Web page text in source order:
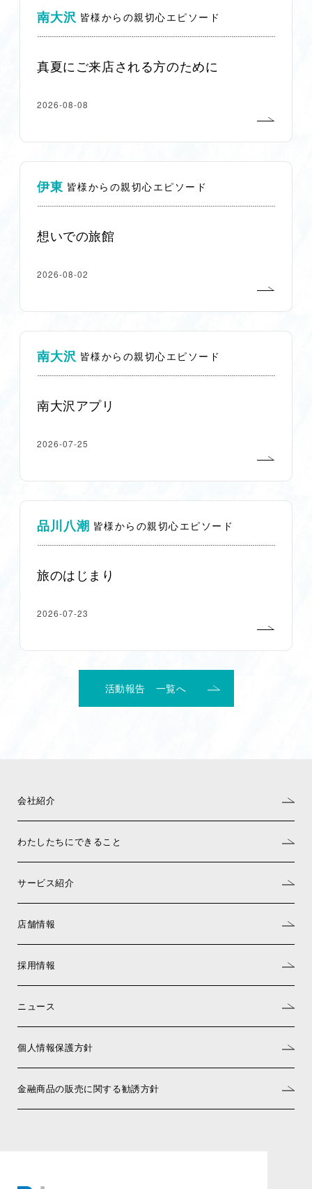
南大沢 皆様からの親切心エピソード
真夏にご来店される方のために
2026-08-08
伊東 皆様からの親切心エピソード
想いでの旅館
2026-08-02
南大沢 皆様からの親切心エピソード
南大沢アプリ
2026-07-25
品川八潮 皆様からの親切心エピソード
旅のはじまり
2026-07-23
活動報告 一覧へ
会社紹介
わたしたちにできること
サービス紹介
店舗情報
採用情報
ニュース
個人情報保護方針
金融商品の販売に関する勧誘方針